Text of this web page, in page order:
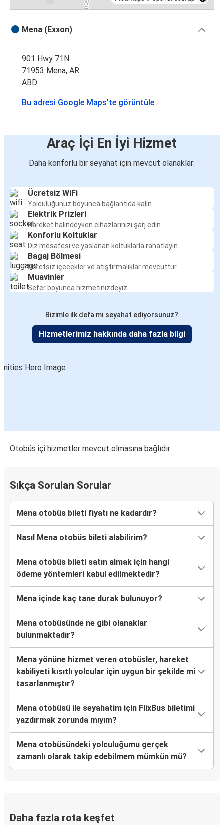
Mena (Exxon)
901 Hwy 71N
71953 Mena, AR
ABD
Bu adresi Google Maps’te görüntüle
Araç İçi En İyi Hizmet
Daha konforlu bir seyahat için mevcut olanaklar:
Ücretsiz WiFi
Yolculuğunuz boyunca bağlantıda kalın
Elektrik Prizleri
Hareket halindeyken cihazlarınızı şarj edin
Konforlu Koltuklar
Diz mesafesi ve yaslanan koltuklarla rahatlayın
Bagaj Bölmesi
Ücretsiz içecekler ve atıştırmalıklar mevcuttur
Muavinler
Sefer boyunca hizmetinizdeyiz
Bizimle ilk defa mı seyahat ediyorsunuz?
Hizmetlerimiz hakkında daha fazla bilgi
Otobüs içi hizmetler mevcut olmasına bağlıdır
Sıkça Sorulan Sorular
Mena otobüs bileti fiyatı ne kadardır?
Nasıl Mena otobüs bileti alabilirim?
Mena otobüs bileti satın almak için hangi
ödeme yöntemleri kabul edilmektedir?
Mena içinde kaç tane durak bulunuyor?
Mena otobüsünde ne gibi olanaklar
bulunmaktadır?
Mena yönüne hizmet veren otobüsler, hareket
kabiliyeti kısıtlı yolcular için uygun bir şekilde mi
tasarlanmıştır?
Mena otobüsü ile seyahatim için FlixBus biletimi
yazdırmak zorunda mıyım?
Mena otobüsündeki yolculuğumu gerçek
zamanlı olarak takip edebilmem mümkün mü?
Daha fazla rota keşfet